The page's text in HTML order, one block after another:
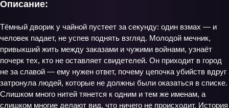
Описание:
Тёмный дворик у чайной пустеет за секунду: один взмах — и
человек падает, не успев поднять взгляд. Молодой мечник,
привыкший жить между заказами и чужими войнами, узнаёт
почерк тех, кто не оставляет свидетелей. Он приходит в город
не за славой — ему нужен ответ, почему цепочка убийств вдруг
затронула людей, которые не должны были оказаться в списке.
Слишком много нитей тянется к одним и тем же именам, а
слишком многие делают вид, что ничего не происходит. История